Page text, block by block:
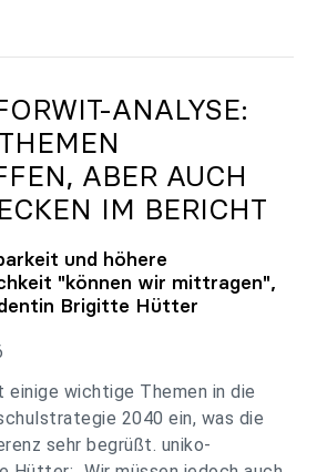
Universitäten sind
ANALYSE:
ABER AUCH
IM BERICHT
und höhere
"können wir mittragen",
Brigitte Hütter
einige wichtige Themen in die
2040 ein, was die
sehr begrüßt. uniko-